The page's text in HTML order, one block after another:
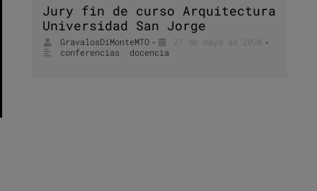
Jury fin de curso Arquitectura
Universidad San Jorge
GravalosDiMonteMTO • 21 de mayo de 2026 •
conferencias docencia